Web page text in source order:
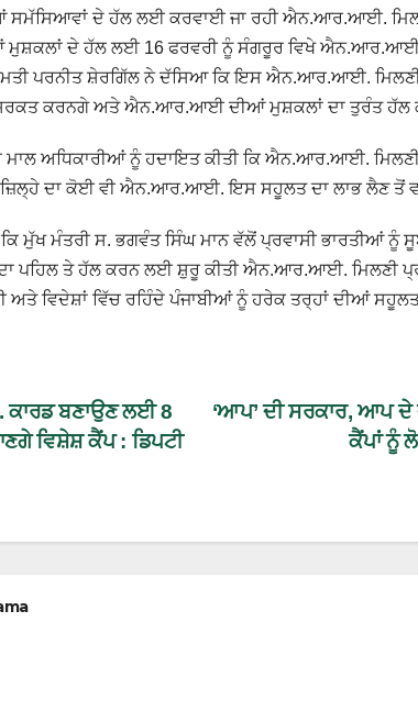
ਦੇ ਹੱਲ ਲਈ ਕਰਵਾਈ ਜਾ ਰਹੀ ਐਨ.ਆਰ.ਆਈ.
ਮੁਸ਼ਕਲਾਂ ਦੇ ਹੱਲ ਲਈ 16 ਫਰਵਰੀ ਨੂੰ ਸੰਗਰੂਰ ਵਿਖੇ
ਪਰਨੀਤ ਸ਼ੇਰਗਿੱਲ ਨੇ ਦੱਸਿਆ ਕਿ ਇਸ ਐਨ.ਆਰ.ਆਈ.
ਕਰਨਗੇ ਅਤੇ ਐਨ.ਆਰ.ਆਈ ਦੀਆਂ ਮੁਸ਼ਕਲਾਂ ਦਾ ਤੁਰੰਤ ਹੱਲ
ਅਧਿਕਾਰੀਆਂ ਨੂੰ ਹਦਾਇਤ ਕੀਤੀ ਕਿ ਐਨ.ਆਰ.ਆਈ. ਮਿਲਣੀ
ਦਾ ਕੋਈ ਵੀ ਐਨ.ਆਰ.ਆਈ. ਇਸ ਸਹੂਲਤ ਦਾ ਲਾਭ ਲੈਣ ਤੋਂ
ਮੁੱਖ ਮੰਤਰੀ ਸ. ਭਗਵੰਤ ਸਿੰਘ ਮਾਨ ਵੱਲੋਂ ਪ੍ਰਵਾਸੀ ਭਾਰਤੀਆਂ ਨੂੰ
ਪਹਿਲ ਤੇ ਹੱਲ ਕਰਨ ਲਈ ਸ਼ੁਰੂ ਕੀਤੀ ਐਨ.ਆਰ.ਆਈ. ਮਿਲਣੀ
ਅਤੇ ਵਿਦੇਸ਼ਾਂ ਵਿੱਚ ਰਹਿੰਦੇ ਪੰਜਾਬੀਆਂ ਨੂੰ ਹਰੇਕ ਤਰ੍ਹਾਂ ਦੀਆਂ
‘ਆਪ’ ਦੀ ਸਰਕਾਰ, ਆਪ ਦੇ
ਕੈਂਪਾਂ ਨੂੰ
ਬਣਾਉਣ ਲਈ 8
ਵਿਸ਼ੇਸ਼ ਕੈਂਪ : ਡਿਪਟੀ